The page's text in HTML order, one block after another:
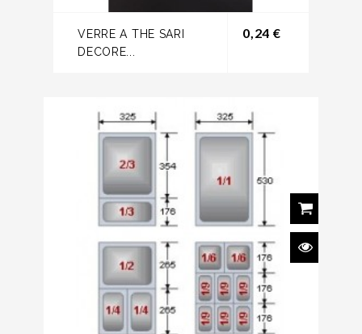
VERRE A THE SARI
DECORE...
0,24 €Prix